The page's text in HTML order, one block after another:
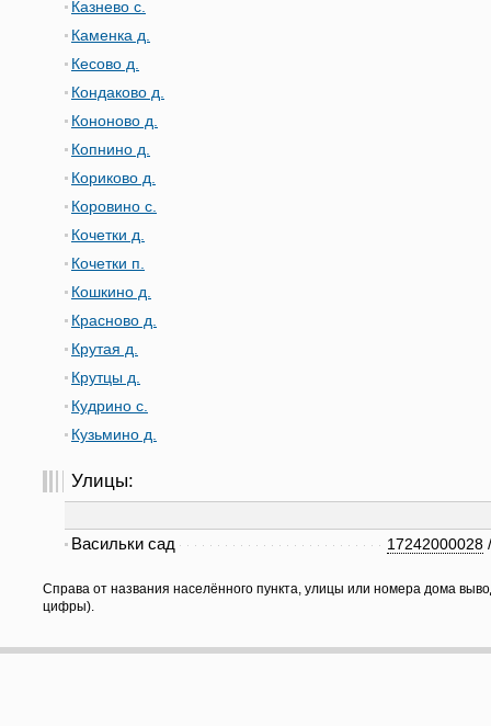
Казнево с.
Каменка д.
Кесово д.
Кондаково д.
Кононово д.
Копнино д.
Кориково д.
Коровино с.
Кочетки д.
Кочетки п.
Кошкино д.
Красново д.
Крутая д.
Крутцы д.
Кудрино с.
Кузьмино д.
Улицы:
17242000028
Васильки сад
Справа от названия населённого пункта, улицы или номера дома
цифры).